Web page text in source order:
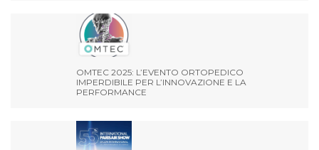
OMTEC 2025: L’EVENTO ORTOPEDICO
IMPERDIBILE PER L’INNOVAZIONE E LA
PERFORMANCE